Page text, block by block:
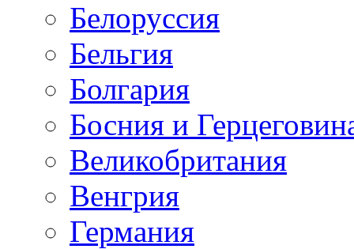
Белоруссия
Бельгия
Болгария
Босния и
Великобритания
Венгрия
Германия